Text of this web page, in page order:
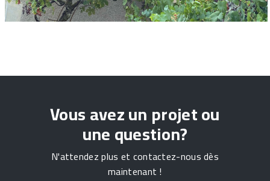
Vous avez un projet ou
une question?
N'attendez plus et contactez-nous dès
maintenant !